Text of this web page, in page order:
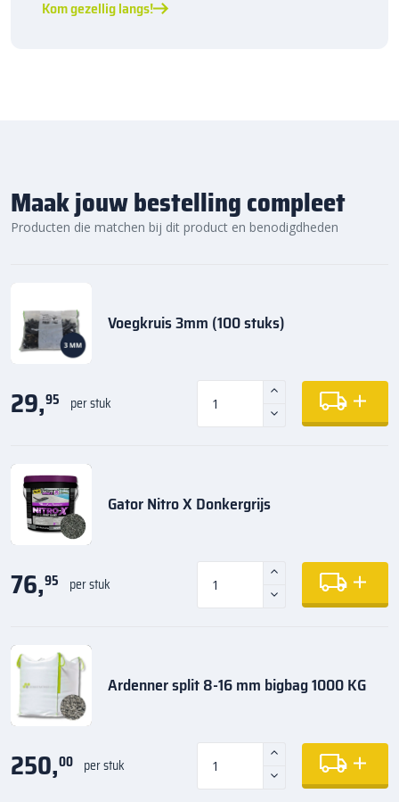
Kom gezellig langs!
Maak jouw bestelling compleet
Producten die matchen bij dit product en benodigdheden
Voegkruis 3mm (100 stuks)
29,95 per stuk
Gator Nitro X Donkergrijs
76,95 per stuk
Ardenner split 8-16 mm bigbag 1000 KG
250,00 per stuk